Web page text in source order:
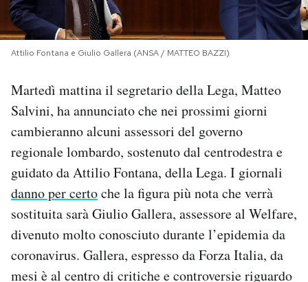
I MIEI PREFERITI
SHOP
CALENDARIO
AREA PERSONALE
Area Personale
Newsletter
Notifiche mobile
Regala il Post
Hai bisogno di aiuto?
Attilio Fontana e Giulio Gallera (ANSA / MATTEO BAZZI)
Martedì mattina il segretario della Lega, Matteo
Salvini, ha annunciato che nei prossimi giorni
cambieranno alcuni assessori del governo
regionale lombardo, sostenuto dal centrodestra e
guidato da Attilio Fontana, della Lega. I giornali
danno per certoche la figura più nota che verrà
sostituita sarà Giulio Gallera, assessore al Welfare,
divenuto molto conosciuto durante l’epidemia da
coronavirus. Gallera, espresso da Forza Italia, da
mesi è al centro di critiche e controversie riguardo